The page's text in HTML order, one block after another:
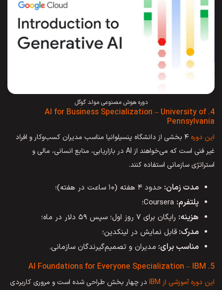
دوره هوش مصنوعی مولد گوگل
4. AI for Business Specialization – University of
Pennsylvania
این دوره
۴ بخشی از دانشگاه پنسیلوانیا مناسب مدیران کسب‌وکار و افراد
غیر فنی است که می‌خواهند از AI در بازاریابی، منابع انسانی، مالی و
استراتژی سازمانی استفاده کنند.
مدت زمان: حدود ۴ هفته (۱۰ ساعت در هفته)؛
پلتفرم:
هزینه: رایگان برای ۷ روز اول؛ سپس ۵۹ دلار در ماه؛
مدرک: قابل نمایش در لینکدین؛
مناسب برای: مدیران و تصمیم‌گیرندگان سازمانی.
5. AI Foundations for Everyone Specialization – IBM
این دوره آموزشی از IBM
در چهار بخش طراحی شده است و مروری کاربردی